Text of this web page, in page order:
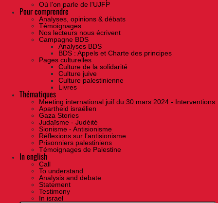
Où l'on parle de l'UJFP
Pour comprendre
Analyses, opinions & débats
Témoignages
Nos lecteurs nous écrivent
Campagne BDS
Analyses BDS
BDS : Appels et Charte des principes
Pages culturelles
Culture de la solidarité
Culture juive
Culture palestinienne
Livres
Thématiques
Meeting international juif du 30 mars 2024 - Interventions
Apartheid israélien
Gaza Stories
Judaïsme - Judéité
Sionisme - Antisionisme
Réflexions sur l’antisionisme
Prisonniers palestiniens
Témoignages de Palestine
In english
Call
To understand
Analysis and debate
Statement
Testimony
In israel